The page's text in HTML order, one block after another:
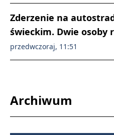
Zderzenie na
świeckim. Dwie osoby
przedwczoraj, 11:51
Archiwum